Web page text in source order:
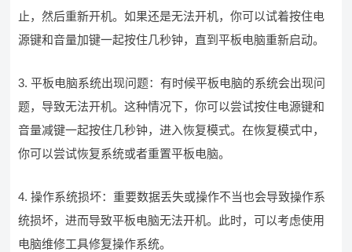
止，然后重新开机。如果还是无法开机，你可以试着按住电
源键和音量加键一起按住几秒钟，直到平板电脑重新启动。
3. 平板电脑系统出现问题：有时候平板电脑的系统会出现问
题，导致无法开机。这种情况下，你可以尝试按住电源键和
音量减键一起按住几秒钟，进入恢复模式。在恢复模式中，
你可以尝试恢复系统或者重置平板电脑。
4. 操作系统损坏：重要数据丢失或操作不当也会导致操作系
统损坏，进而导致平板电脑无法开机。此时，可以考虑使用
电脑维修工具修复操作系统。